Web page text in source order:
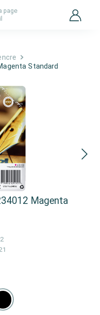
Standard
Magenta